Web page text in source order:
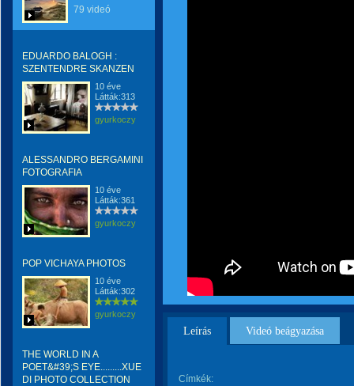
79 videó
EDUARDO BALOGH :
SZENTENDRE SKANZEN
10 éve
Látták:313
gyurkoczy
ALESSANDRO BERGAMINI
FOTOGRAFIA
10 éve
Látták:361
gyurkoczy
POP VICHAYA PHOTOS
10 éve
Látták:302
gyurkoczy
THE WORLD IN A
POET&#39;S EYE.........XUE
DI PHOTO COLLECTION
Leírás Videó beágyazása
Címkék: